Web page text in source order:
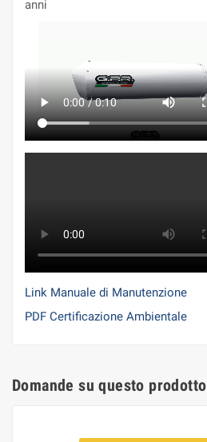
anni
Link Manuale di Manutenzione
PDF Certificazione Ambientale
Domande su questo prodotto